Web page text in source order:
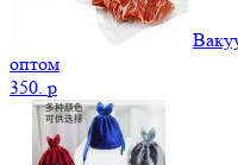
оптом
350. p